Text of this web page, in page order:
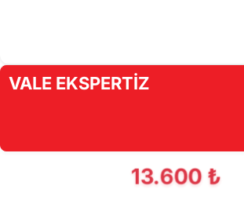
VALE EKSPERTİZ
13.600 ₺